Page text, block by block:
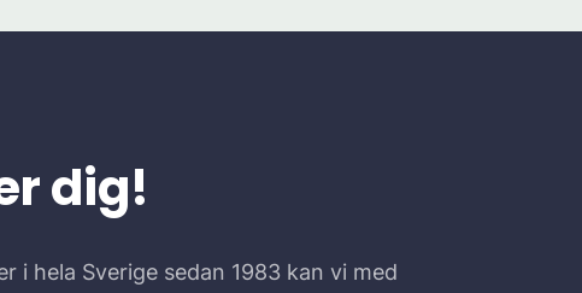
dig!
i hela Sverige sedan 1983 kan vi med